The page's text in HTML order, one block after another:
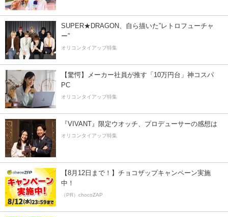
SUPER★DRAGON、自ら描いた”レトロフューチャ
ー”
オリコンタイアップ特集
【驚愕】メーカー社員が推す「10万円台」神コスパ
PC
オリコンタイアップ特集
『VIVANT』限定ウオッチ、プロデューサーの感想は
オリコンタイアップ特集
【8月12日まで！】チョコザップキャンペーン実施
中！
（PR）chocoZAP